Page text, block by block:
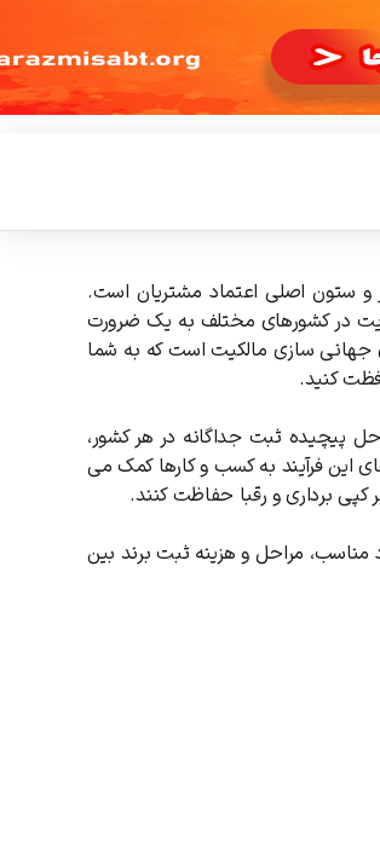
و ستون اصلی اعتماد مشتریان است.
در کشورهای مختلف به یک ضرورت
جهانی ‌سازی مالکیت است که به شما
کنید.
پیچیده ثبت جداگانه در هر کشور،
این فرآیند به کسب ‌و کارها کمک می‌
کپی ‌برداری و رقبا حفاظت کنند.
مناسب، مراحل و هزینه ثبت برند بین